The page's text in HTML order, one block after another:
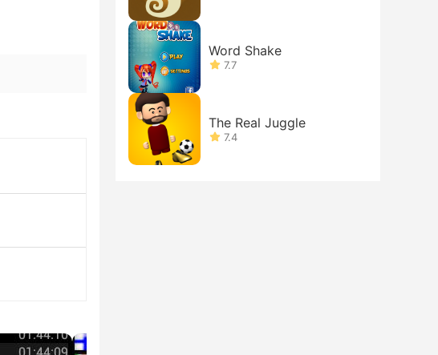
Word Shake
7.7
The Real Juggle
7.4